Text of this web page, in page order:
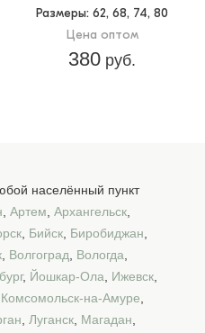
Размеры: 62, 68, 74, 80
Цена оптом
380 руб.
населённый пункт
, Артем, Архангельск,
, Бийск, Биробиджан,
, Волгоград, Вологда,
, Йошкар-Ола, Ижевск,
Комсомольск-на-Амуре,
, Луганск, Магадан,